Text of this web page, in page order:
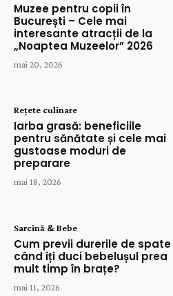
Muzee pentru copii în
București – Cele mai
interesante atracții de la
„Noaptea Muzeelor” 2026
mai 20, 2026
Rețete culinare
Iarba grasă: beneficiile
pentru sănătate și cele mai
gustoase moduri de
preparare
mai 18, 2026
Sarcină & Bebe
Cum previi durerile de spate
când îți duci bebelușul prea
mult timp în brațe?
mai 11, 2026